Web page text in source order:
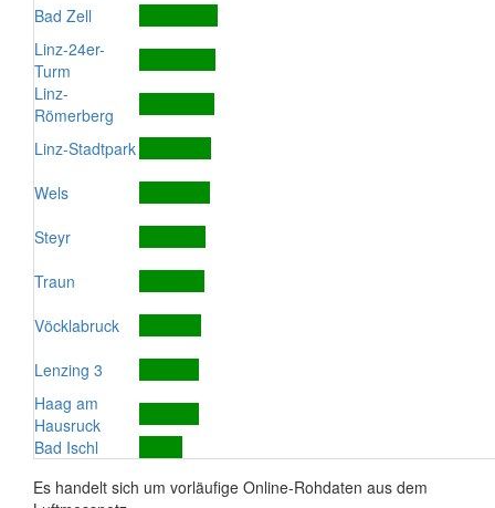
Bad Zell
Linz-24er-
Turm
Linz-
Römerberg
Linz-Stadtpark
Wels
Steyr
Traun
Vöcklabruck
Lenzing 3
Haag am
Hausruck
Bad Ischl
Es handelt sich um vorläufige Online-Rohdaten aus dem